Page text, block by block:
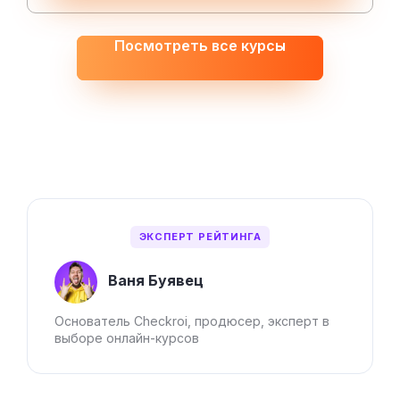
ЭКСПЕРТ РЕЙТИНГА
Ваня Буявец
Основатель Checkroi, продюсер, эксперт в
выборе онлайн-курсов
Посмотреть все курсы